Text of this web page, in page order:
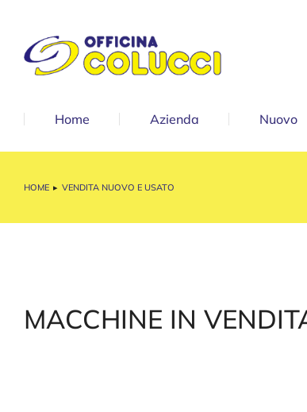
Home Azienda Nuovo
Tu sei qui:
HOME VENDITA NUOVO E USATO
MACCHINE IN